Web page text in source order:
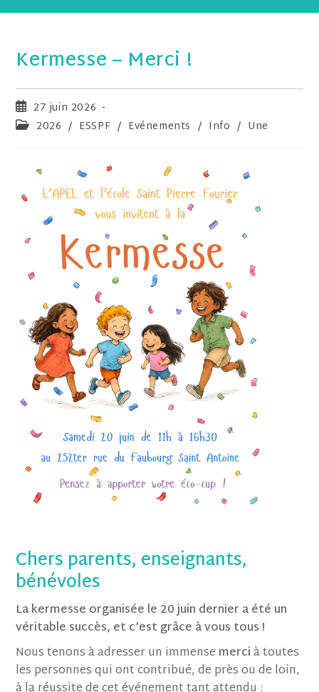
Kermesse – Merci !
27 juin 2026
2026 / ESSPF / Evénements / Info / Une
Chers parents, enseignants,
bénévoles
La kermesse organisée le 20 juin dernier a été un
véritable succès, et c’est grâce à vous tous !
Nous tenons à adresser un immense mercià toutes
les personnes qui ont contribué, de près ou de loin,